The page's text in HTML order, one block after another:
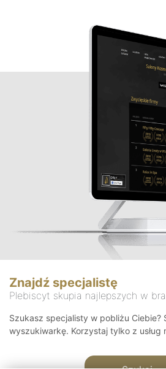
Znajdź specjalistę
Plebiscyt skupia najlepszych w
Szukasz specjalisty w pobliżu Ciebie?
wyszukiwarkę. Korzystaj tylko z usług